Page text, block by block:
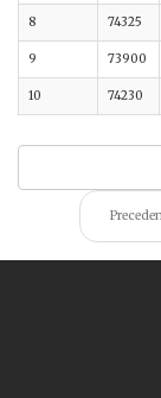
8 74325
9 73900
10 74230